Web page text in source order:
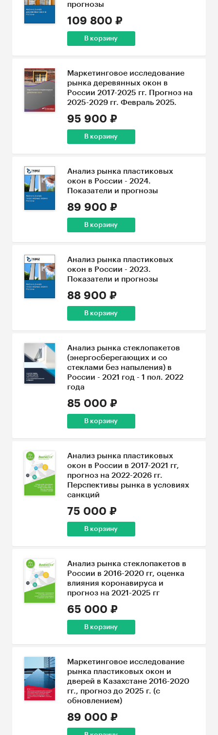
прогнозы
109 800 ₽
В корзину
Маркетинговое исследование
рынка деревянных окон в
России 2017-2025 гг. Прогноз на
2025-2029 гг. Февраль 2025.
95 900 ₽
В корзину
Анализ рынка пластиковых
окон в России - 2024.
Показатели и прогнозы
89 900 ₽
В корзину
Анализ рынка пластиковых
окон в России - 2023.
Показатели и прогнозы
88 900 ₽
В корзину
Анализ рынка стеклопакетов
(энергосберегающих и со
стеклами без напыления) в
России - 2021 год - 1 пол. 2022
года
85 000 ₽
В корзину
Анализ рынка пластиковых
окон в России в 2017-2021 гг,
прогноз на 2022-2026 гг.
Перспективы рынка в условиях
санкций
75 000 ₽
В корзину
Анализ рынка стеклопакетов в
России в 2016-2020 гг, оценка
влияния коронавируса и
прогноз на 2021-2025 гг
65 000 ₽
В корзину
Маркетинговое исследование
рынка пластиковых окон и
дверей в Казахстане 2016-2020
гг., прогноз до 2025 г. (с
обновлением)
89 000 ₽